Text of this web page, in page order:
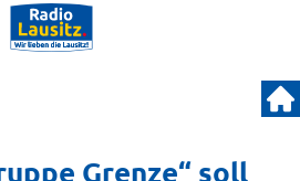
Grenze“ soll